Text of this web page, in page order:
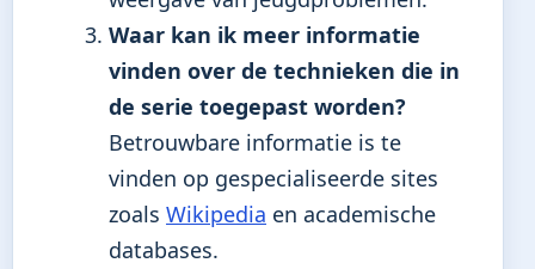
Waar kan ik meer informatie
vinden over de technieken die in
de serie toegepast worden?
Betrouwbare informatie is te
vinden op gespecialiseerde sites
zoals Wikipedia en academische
databases.